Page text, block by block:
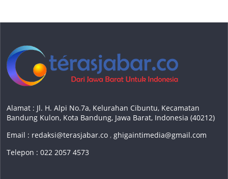
Alamat : Jl. H. Alpi No.7a, Kelurahan Cibuntu, Kecamatan
Bandung Kulon, Kota Bandung, Jawa Barat, Indonesia (40212)
Email : redaksi@terasjabar.co ,ghigaintimedia@gmail.com
Telepon : 022 2057 4573